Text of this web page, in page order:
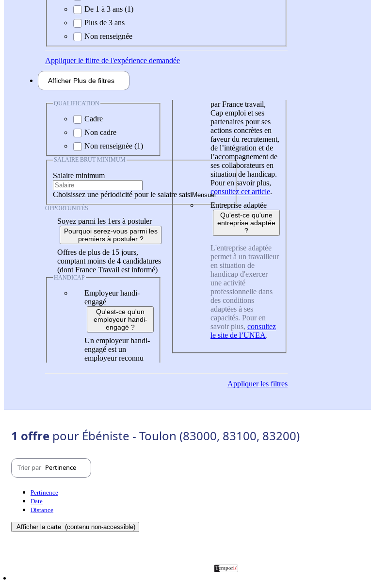
De 1 à 3 ans (1)
Plus de 3 ans
Non renseignée
Appliquerle filtre de l'expérience demandée
Afficher Plus de filtres
QUALIFICATION
Cadre
Non cadre
Non renseignée (1)
SALAIRE BRUT MINIMUM
Salaire minimum
Choisissez une périodicité pour le salaire saisi
OPPORTUNITÉS
Soyez parmi les 1ers à postuler
Pourquoi serez-vous parmi les
premiers à postuler ?
Offres de plus de 15 jours,
comptant moins de 4 candidatures
(dont France Travail est informé)
HANDICAP
Employeur handi-
engagé
Qu'est-ce qu'un
employeur handi-
engagé ?
Un employeur handi-
engagé est un
employeur reconnu
par France travail,
Cap emploi et ses
partenaires pour ses
actions concrètes en
faveur du recrutement,
de l’intégration et de
l’accompagnement de
ses collaborateurs en
situation de handicap.
Pour en savoir plus,
consultez cet article.
Entreprise adaptée
Qu'est-ce qu'une
entreprise adaptée
?
L'entreprise adaptée
permet à un travailleur
en situation de
handicap d'exercer
une activité
professionnelle dans
des conditions
adaptées à ses
capacités. Pour en
savoir plus, consultez
le site de l’UNEA.
Appliquerles filtres
1 offre pour Ébéniste - Toulon (83000, 83100, 83200)
Trier par Pertinence
Pertinence
Date
Distance
Afficher la carte (contenu non-accessible)